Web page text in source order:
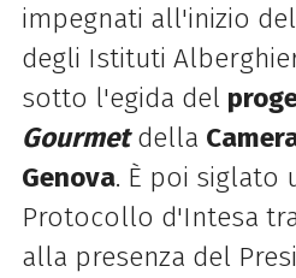
impegnati all'inizio
degli Istituti
sotto l'egida del
Gourmetdella
Genova. È poi siglato
Protocollo d'Intesa
alla presenza del